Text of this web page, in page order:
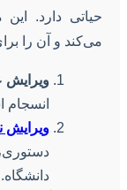
حیاتی دارد.
می‌کند و آن را
ویرایش
انسجام
ویرایش
دانشگاه.